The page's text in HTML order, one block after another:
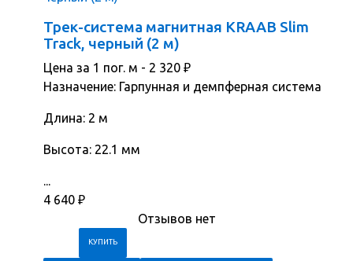
Трек-система магнитная KRAAB Slim
Track, черный (2 м)
Цена за 1 пог. м - 2 320 ₽
Назначение: Гарпунная и демпферная система
Длина: 2 м
Высота: 22.1 мм
...
4 640 ₽
Отзывов нет